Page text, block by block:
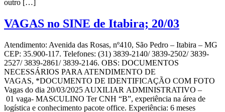
outro […]
VAGAS no SINE de Itabira; 20/03
Atendimento: Avenida das Rosas, nº410, São Pedro – Itabira – MG
CEP: 35.900-117. Telefones: (31) 3839-2140/ 3839-2502/ 3839-
2527/ 3839-2861/ 3839-2146. OBS: DOCUMENTOS
NECESSÁRIOS PARA ATENDIMENTO DE
VAGAS, *DOCUMENTO DE IDENTIFICAÇÃO COM FOTO
Vagas do dia 20/03/2025 AUXILIAR ADMINISTRATIVO –
01 vaga- MASCULINO Ter CNH “B”, experiência na área de
logística e conhecimento pacote office. Experiência: 6 meses